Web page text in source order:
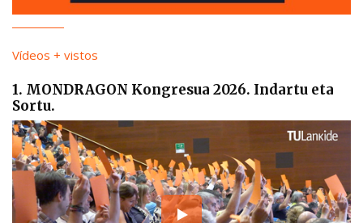
Vídeos + vistos
1. MONDRAGON Kongresua 2026. Indartu eta
Sortu.